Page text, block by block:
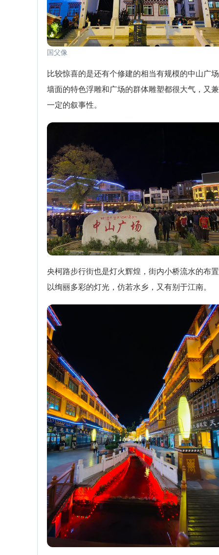
国父像
比较惊喜的是还有个修建的相当有规模的中山广
墙面的特色浮雕和广场的群体雕塑都很大气，又
一定的叙事性。
央柯路步行街也是灯火辉煌，街内小桥流水的布
以绚丽多彩的灯光，仿若水乡，又有别于江南。